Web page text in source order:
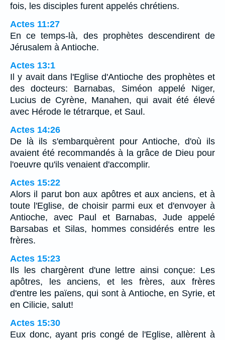
fois, les disciples furent appelés chrétiens.
Actes 11:27
En ce temps-là, des prophètes descendirent de
Jérusalem à Antioche.
Actes 13:1
Il y avait dans l'Eglise d'Antioche des prophètes et
des docteurs: Barnabas, Siméon appelé Niger,
Lucius de Cyrène, Manahen, qui avait été élevé
avec Hérode le tétrarque, et Saul.
Actes 14:26
De là ils s'embarquèrent pour Antioche, d'où ils
avaient été recommandés à la grâce de Dieu pour
l'oeuvre qu'ils venaient d'accomplir.
Actes 15:22
Alors il parut bon aux apôtres et aux anciens, et à
toute l'Eglise, de choisir parmi eux et d'envoyer à
Antioche, avec Paul et Barnabas, Jude appelé
Barsabas et Silas, hommes considérés entre les
frères.
Actes 15:23
Ils les chargèrent d'une lettre ainsi conçue: Les
apôtres, les anciens, et les frères, aux frères
d'entre les païens, qui sont à Antioche, en Syrie, et
en Cilicie, salut!
Actes 15:30
Eux donc, ayant pris congé de l'Eglise, allèrent à